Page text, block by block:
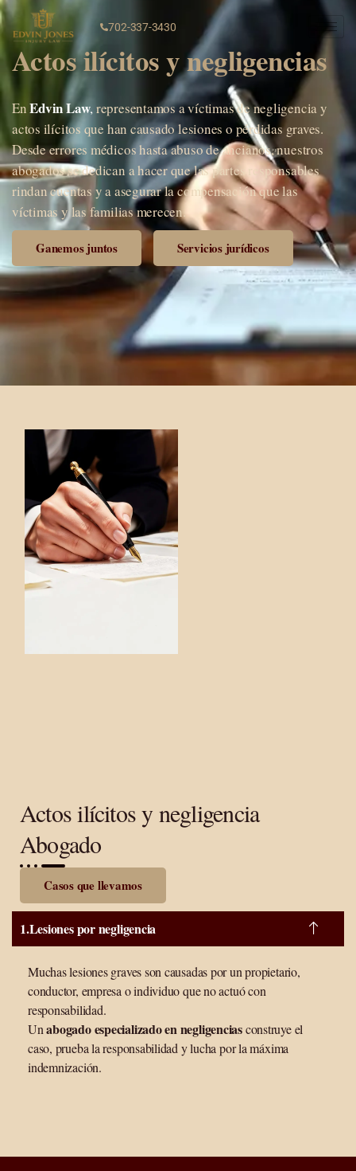
702-337-3430
Actos ilícitos y negligencias
EnEdvin Law,representamos a víctimas de negligencia y
actos ilícitos que han causado lesiones o pérdidas graves.
Desde errores médicos hasta abuso de ancianos, nuestros
abogados se dedican a hacer que las partes responsables
rindan cuentas y a asegurar la compensación que las
víctimas y las familias merecen.
Ganemos juntos Servicios jurídicos
Actos ilícitos y negligencia
Abogado
Casos que llevamos
Lesiones por negligencia
Muchas lesiones graves son causadas por un propietario,
conductor, empresa o individuo que no actuó con
responsabilidad.
Unabogado especializado en negligenciasconstruye el
caso, prueba la responsabilidad y lucha por la máxima
indemnización.